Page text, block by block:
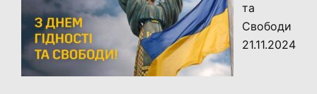
та
Свободи
21.11.2024